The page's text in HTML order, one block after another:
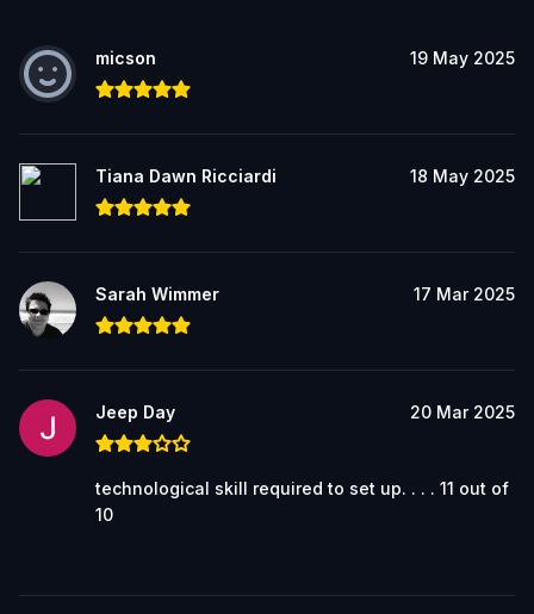
micson 19 May 2025
Tiana Dawn Ricciardi 18 May 2025
Sarah Wimmer 17 Mar 2025
Jeep Day 20 Mar 2025
technological skill required to set up. . . . 11 out of
10